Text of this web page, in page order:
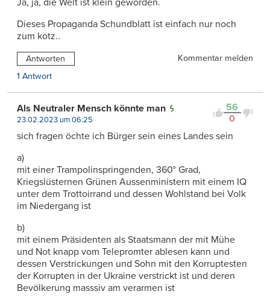
Dieses Propaganda Schundblatt ist einfach nur noch
zum kotz..
Antworten
Kommentar melden
1 Antwort
56
0
Als Neutraler Mensch könnte man
23.02.2023 um 06:25
sich fragen öchte ich Bürger sein eines Landes sein
a)
mit einer Trampolinspringenden, 360° Grad,
Kriegslüsternen Grünen Aussenministern mit einem IQ
unter dem Trottoirrand und dessen Wohlstand bei Volk
im Niedergang ist
b)
mit einem Präsidenten als Staatsmann der mit Mühe
und Not knapp vom Telepromter ablesen kann und
dessen Verstrickungen und Sohn mit den Korruptesten
der Korrupten in der Ukraine verstrickt ist und deren
Bevölkerung masssiv am verarmen ist